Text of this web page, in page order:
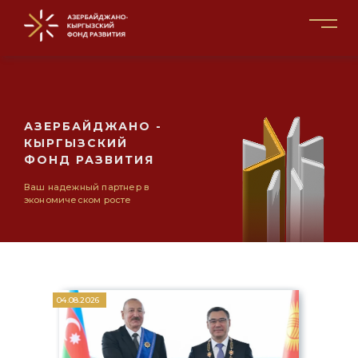
АЗЕРБАЙДЖАНО -
КЫРГЫЗСКИЙ
ФОНД РАЗВИТИЯ
Ваш надежный партнер в
экономическом росте
04.08.2026